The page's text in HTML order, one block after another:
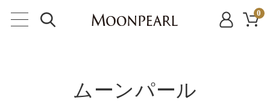
0
ムーンパール